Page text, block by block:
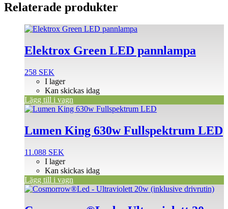
Relaterade produkter
Elektrox Green LED pannlampa
258 SEK
I lager
Kan skickas idag
Lägg till i vagn
Lumen King 630w Fullspektrum LED
11.088 SEK
I lager
Kan skickas idag
Lägg till i vagn